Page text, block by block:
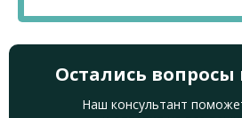
Остались вопросы
Наш консультант